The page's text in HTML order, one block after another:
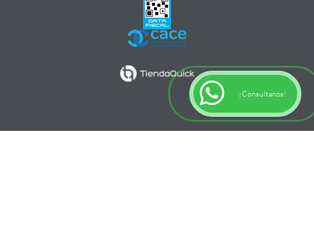
¡Consultanos!